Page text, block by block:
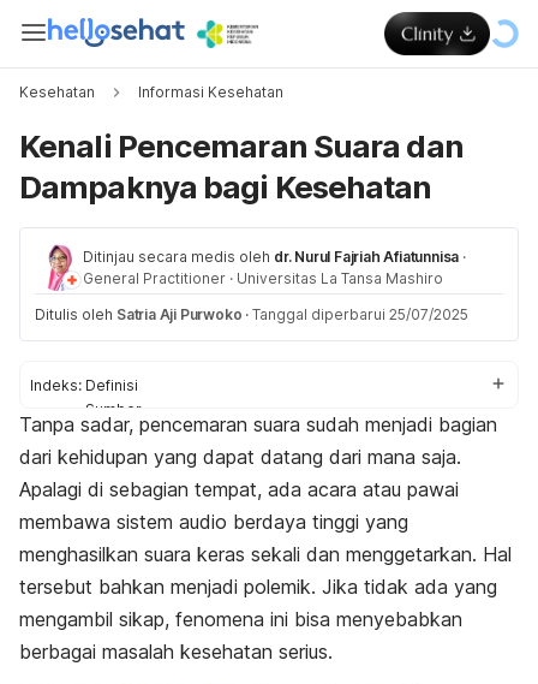
Kesehatan Informasi Kesehatan
Kenali Pencemaran Suara dan
Dampaknya bagi Kesehatan
Ditinjau secara medis oleh dr. Nurul Fajriah Afiatunnisa ·
General Practitioner · Universitas La Tansa Mashiro
Ditulis oleh Satria Aji Purwoko · Tanggal diperbarui 25/07/2025
Indeks: Definisi
Sumber
Dampak
Cara mengatasi
Tanpa sadar, pencemaran suara sudah menjadi bagian
dari kehidupan yang dapat datang dari mana saja.
Apalagi di sebagian tempat, ada acara atau pawai
membawa sistem audio berdaya tinggi yang
menghasilkan suara keras sekali dan menggetarkan. Hal
tersebut bahkan menjadi polemik. Jika tidak ada yang
mengambil sikap, fenomena ini bisa menyebabkan
berbagai masalah kesehatan serius.